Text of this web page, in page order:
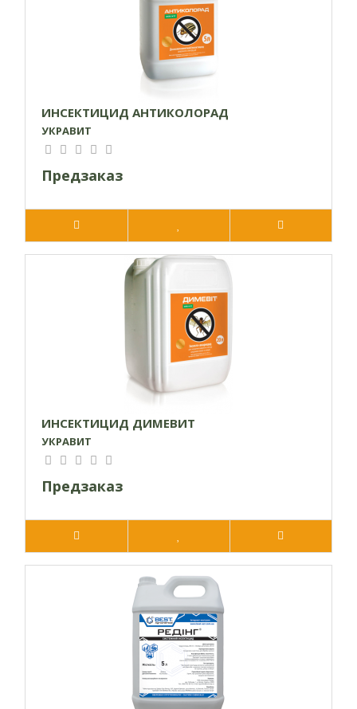
фумігаційних робіт залежить перш за все від правильності
його використання. Обробку проводити при температурі
ИНСЕКТИЦИД АНТИКОЛОРАД
УКРАВИТ
Предзаказ
ИНСЕКТИЦИД ДИМЕВИТ
УКРАВИТ
Предзаказ